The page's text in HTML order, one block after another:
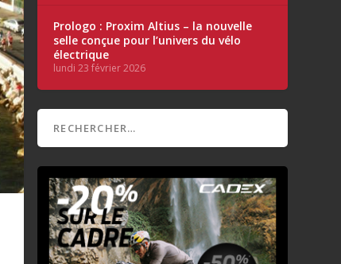
Prologo : Proxim Altius – la nouvelle
selle conçue pour l’univers du vélo
électrique
lundi 23 février 2026